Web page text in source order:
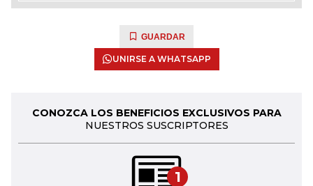
GUARDAR
UNIRSE A WHATSAPP
CONOZCA LOS BENEFICIOS EXCLUSIVOS PARA
NUESTROS SUSCRIPTORES
1